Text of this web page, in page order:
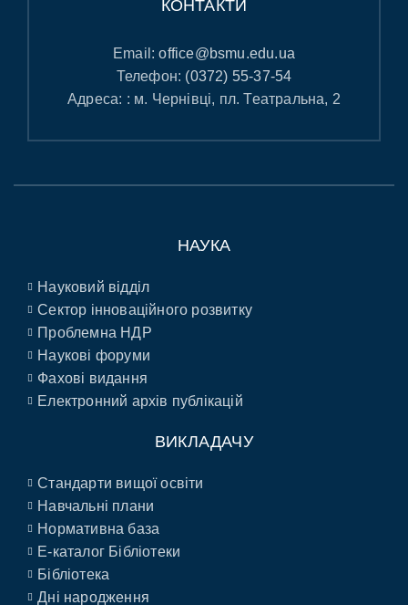
КОНТАКТИ
Email:office@bsmu.edu.ua
Телефон: (0372) 55-37-54
Адреса: : м. Чернівці, пл. Театральна, 2
НАУКА
Науковий відділ
Сектор інноваційного розвитку
Проблемна НДР
Наукові форуми
Фахові видання
Електронний архів публікацій
ВИКЛАДАЧУ
Стандарти вищої освіти
Навчальні плани
Нормативна база
E-каталог Бібліотеки
Бібліотека
Дні народження